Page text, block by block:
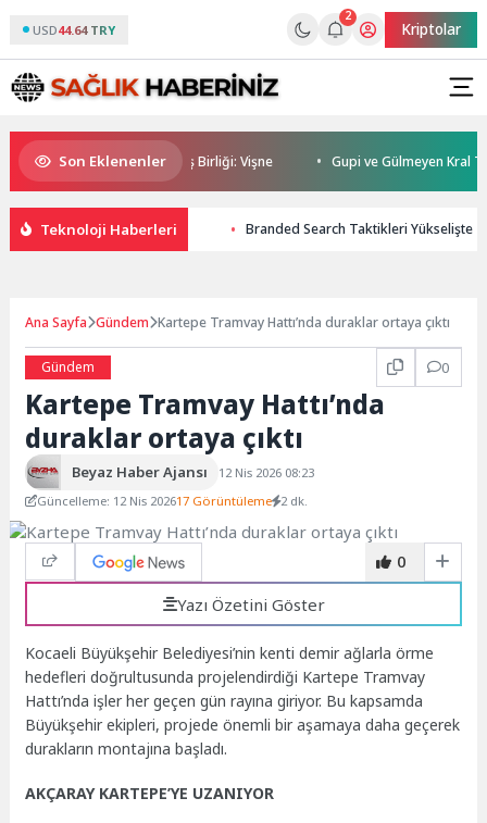
USD44.64 TRY
2
Kriptolar
Son Eklenenler
Kadehi Ters Tut’tan Yeni İş Birliği: Vişne Gupi ve Gülmeyen Kral
Teknoloji Haberleri Branded Search Taktikleri Yükselişte
Ana Sayfa Gündem Kartepe Tramvay Hattı’nda duraklar ortaya çıktı
Gündem 0
Kartepe Tramvay Hattı’nda
duraklar ortaya çıktı
Beyaz Haber Ajansı
12 Nis 2026 08:23
Güncelleme: 12 Nis 202617 Görüntüleme 2 dk.
0
Yazı Özetini Göster
Kocaeli Büyükşehir Belediyesi’nin kenti demir ağlarla örme
hedefleri doğrultusunda projelendirdiği Kartepe Tramvay
Hattı’nda işler her geçen gün rayına giriyor. Bu kapsamda
Büyükşehir ekipleri, projede önemli bir aşamaya daha geçerek
durakların montajına başladı.
AKÇARAY KARTEPE’YE UZANIYOR